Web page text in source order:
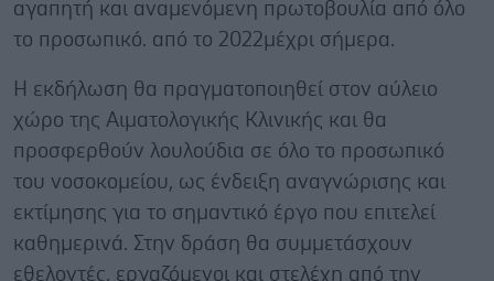
αγαπητή και αναμενόμενη πρωτοβουλία από όλο
το προσωπικό. από το 2022μέχρι σήμερα.
Η εκδήλωση θα πραγματοποιηθεί στον αύλειο
χώρο της Αιματολογικής Κλινικής και θα
προσφερθούν λουλούδια σε όλο το προσωπικό
του νοσοκομείου, ως ένδειξη αναγνώρισης και
εκτίμησης για το σημαντικό έργο που επιτελεί
καθημερινά. Στην δράση θα συμμετάσχουν
εθελοντές, εργαζόμενοι και στελέχη από την